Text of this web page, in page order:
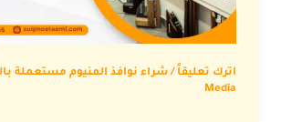
اترك تعليقاً /شراء نوافذ المنيوم مستعملة
Media